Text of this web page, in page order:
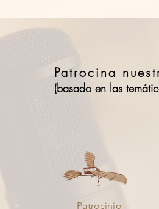
Patrocina
(basado en las
Patrocinio